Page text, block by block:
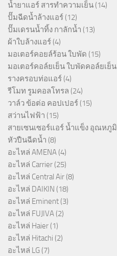
น้ำยาแอร์ สารทำความเย็น (14)
ปั๊มฉีดน้ำล้างแอร์ (12)
ปั๊มเดรนน้ำทิ้ง กาลักน้ำ (13)
ผ้าใบล้างแอร์ (4)
มอเตอร์คอยล์ร้อน ใบพัด (15)
มอเตอร์คอล์ยเย็น ใบพัดคอล์ยเย็น
รางครอบท่อแอร์ (4)
รีโมท รูมคอลโทรล (24)
วาล์ว ข้อต่อ คอปเปอร์ (15)
สว่านไฟฟ้า (15)
สายเซนเซอร์แอร์ น้ำแข็ง อุณหภูมิ
หัวปืนฉีดน้ำ (8)
อะไหล่ AMENA (4)
อะไหล่ Carrier (25)
อะไหล่ Central Air (8)
อะไหล่ DAIKIN (18)
อะไหล่ Eminent (3)
อะไหล่ FUJIVA (2)
อะไหล่ Haier (1)
อะไหล่ Hitachi (2)
อะไหล่ LG (7)